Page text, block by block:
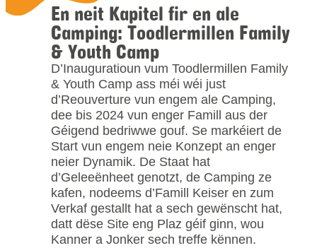
En neit Kapitel fir en ale
Camping: Toodlermillen Family
& Youth Camp
D’Inauguratioun vum Toodlermillen Family
& Youth Camp ass méi wéi just
d’Reouverture vun engem ale Camping,
dee bis 2024 vun enger Famill aus der
Géigend bedriwwe gouf. Se markéiert de
Start vun engem neie Konzept an enger
neier Dynamik. De Staat hat
d’Geleeënheet genotzt, de Camping ze
kafen, nodeems d’Famill Keiser en zum
Verkaf gestallt hat a sech gewënscht hat,
datt dëse Site eng Plaz géif ginn, wou
Kanner a Jonker sech treffe kënnen.